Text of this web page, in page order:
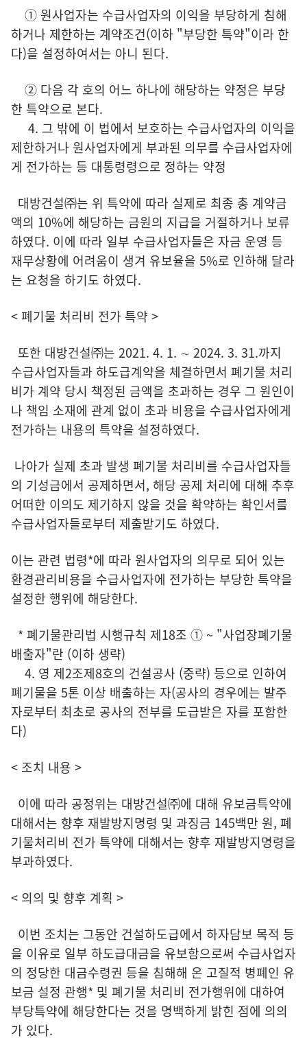
① 원사업자는 수급사업자의 이익을 부당하게 침해
하거나 제한하는 계약조건(이하 "부당한 특약"이라 한
다)을 설정하여서는 아니 된다.
② 다음 각 호의 어느 하나에 해당하는 약정은 부당
한 특약으로 본다.
4. 그 밖에 이 법에서 보호하는 수급사업자의 이익을
제한하거나 원사업자에게 부과된 의무를 수급사업자에
게 전가하는 등 대통령령으로 정하는 약정
대방건설㈜는 위 특약에 따라 실제로 최종 총 계약금
액의 10%에 해당하는 금원의 지급을 거절하거나 보류
하였다. 이에 따라 일부 수급사업자들은 자금 운영 등
재무상황에 어려움이 생겨 유보율을 5%로 인하해 달라
는 요청을 하기도 하였다.
< 폐기물 처리비 전가 특약 >
또한 대방건설㈜는 2021. 4. 1. ∼ 2024. 3. 31.까지
수급사업자들과 하도급계약을 체결하면서 폐기물 처리
비가 계약 당시 책정된 금액을 초과하는 경우 그 원인이
나 책임 소재에 관계 없이 초과 비용을 수급사업자에게
전가하는 내용의 특약을 설정하였다.
나아가 실제 초과 발생 폐기물 처리비를 수급사업자들
의 기성금에서 공제하면서, 해당 공제 처리에 대해 추후
어떠한 이의도 제기하지 않을 것을 확약하는 확인서를
수급사업자들로부터 제출받기도 하였다.
이는 관련 법령*에 따라 원사업자의 의무로 되어 있는
환경관리비용을 수급사업자에 전가하는 부당한 특약을
설정한 행위에 해당한다.
* 폐기물관리법 시행규칙 제18조 ① ~ "사업장폐기물
배출자"란 (이하 생략)
4. 영 제2조제8호의 건설공사 (중략) 등으로 인하여
폐기물을 5톤 이상 배출하는 자(공사의 경우에는 발주
자로부터 최초로 공사의 전부를 도급받은 자를 포함한
다)
< 조치 내용 >
이에 따라 공정위는 대방건설㈜에 대해 유보금특약에
대해서는 향후 재발방지명령 및 과징금 145백만 원, 폐
기물처리비 전가 특약에 대해서는 향후 재발방지명령을
부과하였다.
< 의의 및 향후 계획 >
이번 조치는 그동안 건설하도급에서 하자담보 목적 등
을 이유로 일부 하도급대금을 유보함으로써 수급사업자
의 정당한 대금수령권 등을 침해해 온 고질적 병폐인 유
보금 설정 관행* 및 폐기물 처리비 전가행위에 대하여
부당특약에 해당한다는 것을 명백하게 밝힌 점에 의의
가 있다.